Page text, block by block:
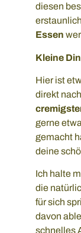
diesen
Essen
Kleine
Hier ist
direkt
gerne
gemacht
deine
Ich halte
die
für sich
davon
schnelles